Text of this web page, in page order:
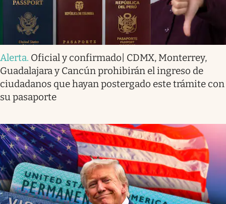
Alerta. Oficial y confirmado| CDMX, Monterrey,
Guadalajara y Cancún prohibirán el ingreso de
ciudadanos que hayan postergado este trámite con
su pasaporte